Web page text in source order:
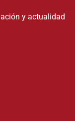
y actualidad